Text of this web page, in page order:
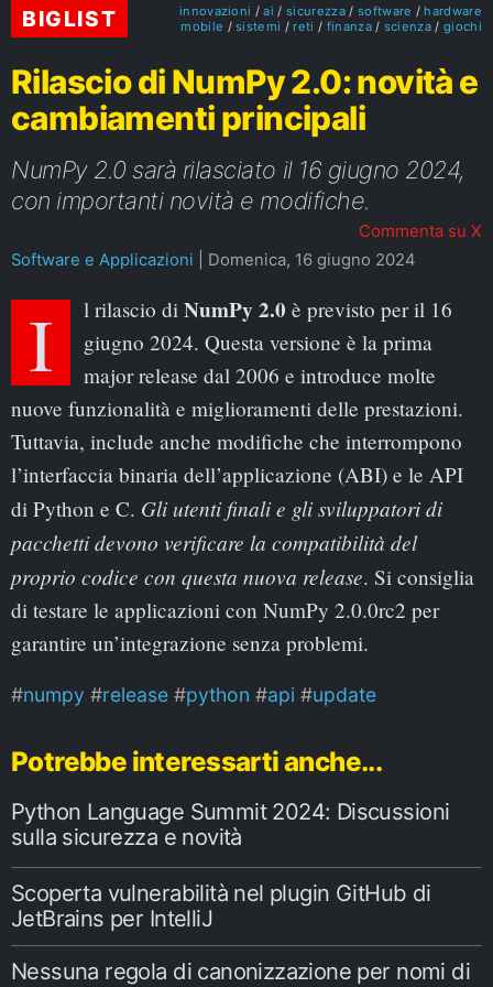
BIGLIST innovazioni ai sicurezza software
hardware
mobile
sistemi reti finanza scienza giochi
Rilascio di NumPy 2.0: novità e
cambiamenti principali
NumPy 2.0 sarà rilasciato il 16 giugno 2024,
con importanti novità e modifiche.
Commenta su X
Software e Applicazioni
Domenica, 16 giugno 2024
Il rilascio di NumPy 2.0 è previsto per il 16
giugno 2024. Questa versione è la prima
major release dal 2006 e introduce molte
nuove funzionalità e miglioramenti delle prestazioni.
Tuttavia, include anche modifiche che interrompono
l’interfaccia binaria dell’applicazione (ABI) e le API
di Python e C. Gli utenti finali e gli sviluppatori di
pacchetti devono verificare la compatibilità del
proprio codice con questa nuova release. Si consiglia
di testare le applicazioni con NumPy 2.0.0rc2 per
garantire un’integrazione senza problemi.
numpy release python api update
Potrebbe interessarti anche...
Python Language Summit 2024: Discussioni
sulla sicurezza e novità
Scoperta vulnerabilità nel plugin GitHub di
JetBrains per IntelliJ
Nessuna regola di canonizzazione per nomi di